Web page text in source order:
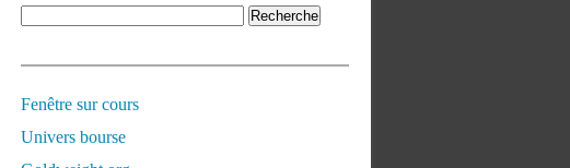
Fenêtre sur cours
Univers bourse